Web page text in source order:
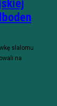
slalomu
na